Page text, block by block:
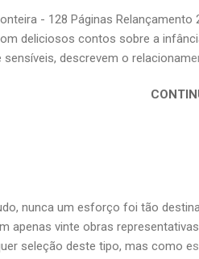
- 128 Páginas Relançamento
deliciosos contos sobre a
descrevem o
livro deixa um sabor de saudade
pintos na feira e fazer todas
Cony) — Papai, se eu pedir
que dava. Mas resolve valorizar.
nunca um esforço foi tão
apenas vinte obras
seleção deste tipo, mas como